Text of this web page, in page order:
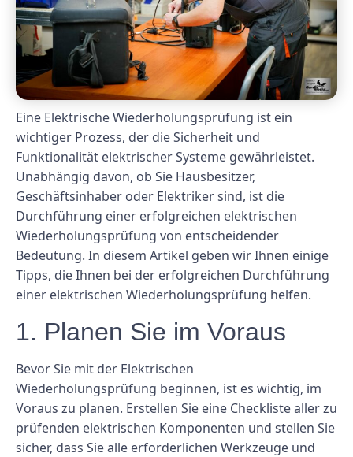
Eine Elektrische Wiederholungsprüfung ist ein
wichtiger Prozess, der die Sicherheit und
Funktionalität elektrischer Systeme gewährleistet.
Unabhängig davon, ob Sie Hausbesitzer,
Geschäftsinhaber oder Elektriker sind, ist die
Durchführung einer erfolgreichen elektrischen
Wiederholungsprüfung von entscheidender
Bedeutung. In diesem Artikel geben wir Ihnen einige
Tipps, die Ihnen bei der erfolgreichen Durchführung
einer elektrischen Wiederholungsprüfung helfen.
1. Planen Sie im Voraus
Bevor Sie mit der Elektrischen
Wiederholungsprüfung beginnen, ist es wichtig, im
Voraus zu planen. Erstellen Sie eine Checkliste aller zu
prüfenden elektrischen Komponenten und stellen Sie
sicher, dass Sie alle erforderlichen Werkzeuge und